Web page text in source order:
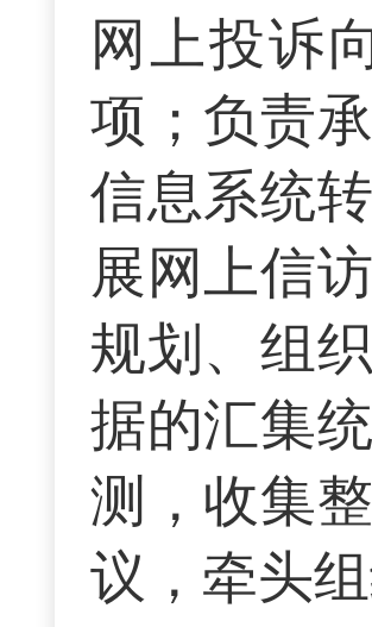
网上投诉
项；负责
信息系统
展网上信
规划、组
据的汇集
测，收集
议，牵头